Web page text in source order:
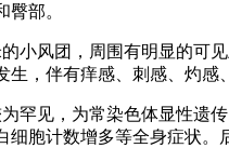
部。
小风团，周围有明显的可
，伴有痒感、刺感、灼感
罕见，为常染色体显性遗
细胞计数增多等全身症状